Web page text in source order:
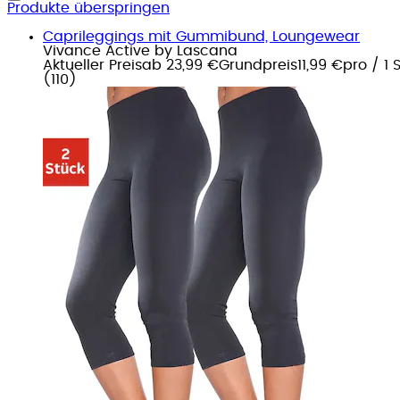
Produkte überspringen
Caprileggings mit Gummibund, Loungewear
Vivance Active by Lascana
Aktueller Preisab 23,99 €Grundpreis11,99 €pro / 1
( 110 )